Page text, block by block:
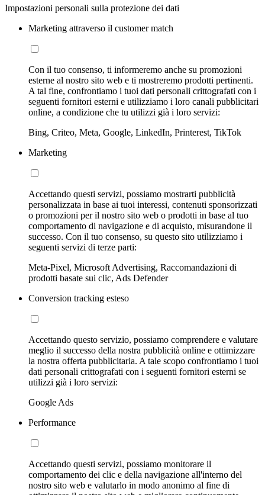
Impostazioni personali sulla protezione dei dati
Marketing attraverso il customer match
Con il tuo consenso, ti informeremo anche su promozioni
esterne al nostro sito web e ti mostreremo prodotti pertinenti.
A tal fine, confrontiamo i tuoi dati personali crittografati con i
seguenti fornitori esterni e utilizziamo i loro canali pubblicitari
online, a condizione che tu utilizzi già i loro servizi:
Bing, Criteo, Meta, Google, LinkedIn, Printerest, TikTok
Marketing
Accettando questi servizi, possiamo mostrarti pubblicità
personalizzata in base ai tuoi interessi, contenuti sponsorizzati
o promozioni per il nostro sito web o prodotti in base al tuo
comportamento di navigazione e di acquisto, misurandone il
successo. Con il tuo consenso, su questo sito utilizziamo i
seguenti servizi di terze parti:
Meta-Pixel, Microsoft Advertising, Raccomandazioni di
prodotti basate sui clic, Ads Defender
Conversion tracking esteso
Accettando questo servizio, possiamo comprendere e valutare
meglio il successo della nostra pubblicità online e ottimizzare
la nostra offerta pubblicitaria. A tale scopo confrontiamo i tuoi
dati personali crittografati con i seguenti fornitori esterni se
utilizzi già i loro servizi:
Google Ads
Performance
Accettando questi servizi, possiamo monitorare il
comportamento dei clic e della navigazione all'interno del
nostro sito web e valutarlo in modo anonimo al fine di